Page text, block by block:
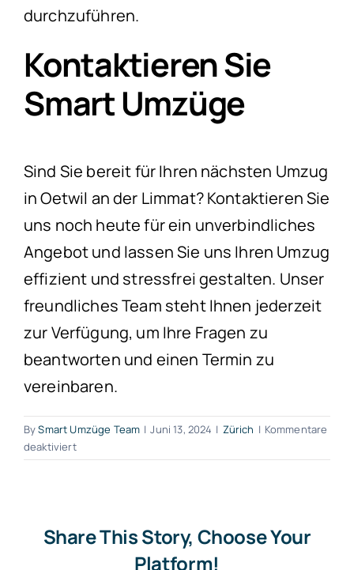
durchzuführen.
Kontaktieren Sie
Smart Umzüge
Sind Sie bereit für Ihren nächsten Umzug
in Oetwil an der Limmat? Kontaktieren Sie
uns noch heute für ein unverbindliches
Angebot und lassen Sie uns Ihren Umzug
effizient und stressfrei gestalten. Unser
freundliches Team steht Ihnen jederzeit
zur Verfügung, um Ihre Fragen zu
beantworten und einen Termin zu
vereinbaren.
BySmart Umzüge Team | Juni 13, 2024 | Zürich | Kommentare
deaktiviertfür
Umzug
Limmat
Share This Story, Choose Your
Platform!